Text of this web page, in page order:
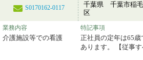
S0170162-0117
千葉県 千葉市稲毛
区
業務内容
介護施設等での看護
特記事項
正社員の定年は65
あります。 【従事